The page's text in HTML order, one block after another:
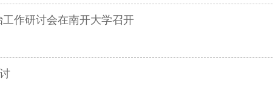
作研讨会在南开大学召开